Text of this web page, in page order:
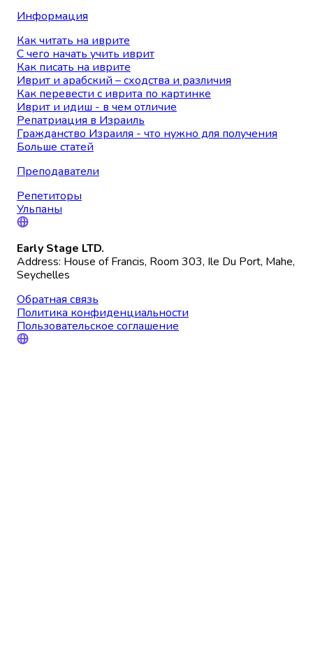
Информация
Как читать на иврите
С чего начать учить иврит
Как писать на иврите
Иврит и арабский – сходства и различия
Как перевести с иврита по картинке
Иврит и идиш - в чем отличие
Репатриация в Израиль
Гражданство Израиля - что нужно для получения
Больше статей
Преподаватели
Репетиторы
Ульпаны
Early Stage LTD.
Address: House of Francis, Room 303, Ile Du Port, Mahe,
Seychelles
Обратная связь
Политика конфиденциальности
Пользовательское соглашение